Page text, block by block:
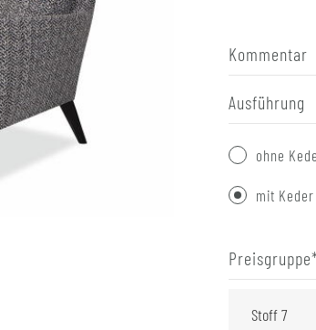
Kommentar
Ausführung
ohne
mit Keder
Preisgruppe